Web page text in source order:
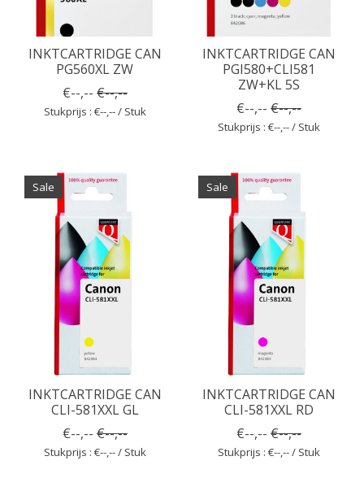
INKTCARTRIDGE CAN
PG560XL ZW
€--,-- €--,--
Stukprijs : €--,-- / Stuk
INKTCARTRIDGE CAN
PGI580+CLI581
ZW+KL 5S
€--,-- €--,--
Stukprijs : €--,-- / Stuk
Sale
INKTCARTRIDGE CAN
CLI-581XXL GL
€--,-- €--,--
Stukprijs : €--,-- / Stuk
Sale
INKTCARTRIDGE CAN
CLI-581XXL RD
€--,-- €--,--
Stukprijs : €--,-- / Stuk